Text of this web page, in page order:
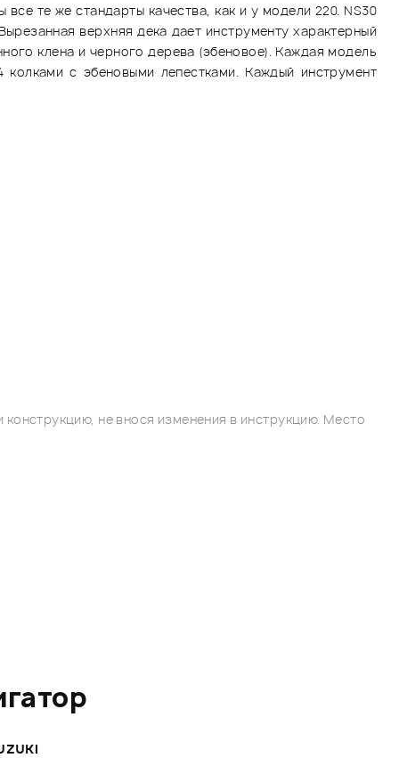
те же стандарты качества, как и у модели 220. NS30
верхняя дека дает инструменту характерный
клена и черного дерева (эбеновое). Каждая модель
с эбеновыми лепестками. Каждый инструмент
не внося изменения в инструкцию. Место